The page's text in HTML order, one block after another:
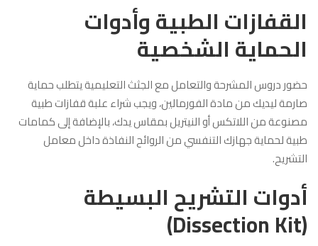
القفازات الطبية وأدوات
الحماية الشخصية
حضور دروس المشرحة والتعامل مع الجثث التعليمية يتطلب حماية
صارمة ليديك من مادة الفورمالين، ويجب شراء علبة قفازات طبية
مصنوعة من اللاتكس أو النيتريل بمقاس يدك، بالإضافة إلى كمامات
طبية لحماية جهازك التنفسي من الروائح النفاذة داخل معامل
التشريح.
أدوات التشريح البسيطة
(Dissection Kit)